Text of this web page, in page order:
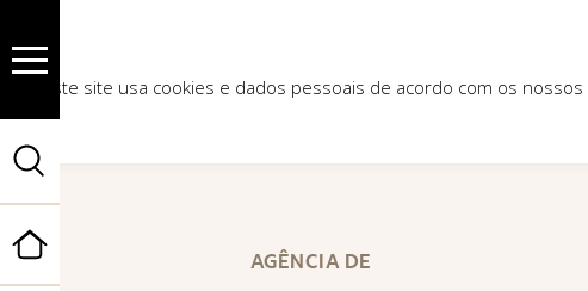
AGÊNCIA DE
Este site usa cookies e dados pessoais de acordo com os nossos